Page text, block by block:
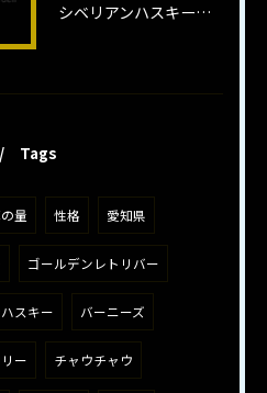
シベリアンハスキー子犬の魅力と飼育法
Tags
量 性格 愛知県
ゴールデンレトリバー
スキー バーニーズ
ー チャウチャウ